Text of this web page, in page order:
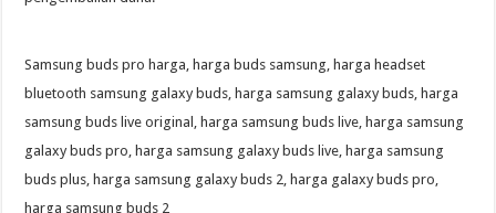
Samsung buds pro harga, harga buds samsung, harga headset
bluetooth samsung galaxy buds, harga samsung galaxy buds, harga
samsung buds live original, harga samsung buds live, harga samsung
galaxy buds pro, harga samsung galaxy buds live, harga samsung
buds plus, harga samsung galaxy buds 2, harga galaxy buds pro,
harga samsung buds 2